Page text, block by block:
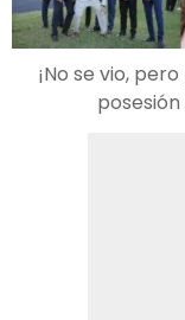
¡No se vio,